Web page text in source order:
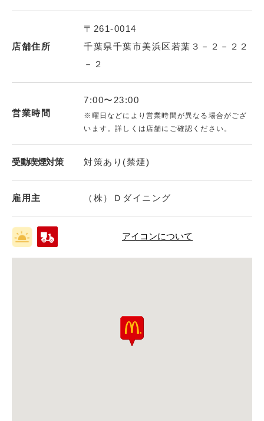
店舗住所
〒261-0014
千葉県千葉市美浜区若葉３－２－２２
－２
営業時間
7:00〜23:00
※曜日などにより営業時間が異なる場合がござ
います。詳しくは店舗にご確認ください。
受動喫煙対策 対策あり(禁煙)
雇用主 （株）Ｄダイニング
アイコンについて